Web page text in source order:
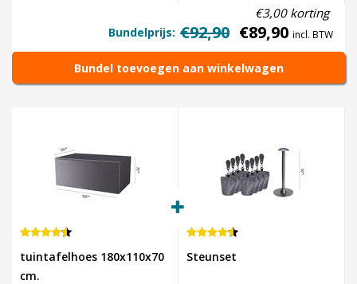
€3,00 korting
Bundelprijs: €92,90 €89,90 incl. BTW
Bundel toevoegen aan winkelwagen
tuintafelhoes 180x110x70
cm.
Steunset